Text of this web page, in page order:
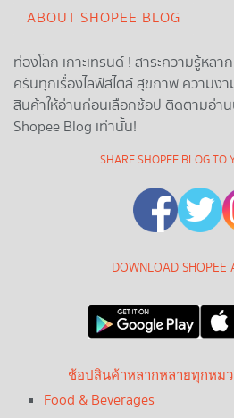
ABOUT SHOPEE BLOG
ท่องโลก เกาะเทรนด์ ! สาระความรู้หล
ครันทุกเรื่องไลฟ์สไตล์ สุขภาพ ความง
สินค้าให้อ่านก่อนเลือกช้อป ติดตามอ่า
Shopee Blog เท่านั้น!
SHARE SHOPEE BLOG TO
DOWNLOAD SHOPEE
ช้อปสินค้าหลากหลายทุกหม
Food & Beverages